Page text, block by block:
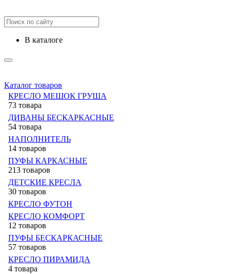
в каталоге
Каталог товаров
КРЕСЛО МЕШОК ГРУША
73 товара
ДИВАНЫ БЕСКАРКАСНЫЕ
54 товара
НАПОЛНИТЕЛЬ
14 товаров
ПУФЫ КАРКАСНЫЕ
213 товаров
ДЕТСКИЕ КРЕСЛА
30 товаров
КРЕСЛО ФУТОН
КРЕСЛО КОМФОРТ
12 товаров
ПУФЫ БЕСКАРКАСНЫЕ
57 товаров
КРЕСЛО ПИРАМИДА
4 товара